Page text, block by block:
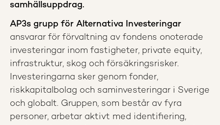
samhällsuppdrag.
AP3s grupp för Alternativa Investeringar
ansvarar för förvaltning av fondens onoterade
investeringar inom fastigheter, private equity,
infrastruktur, skog och försäkringsrisker.
Investeringarna sker genom fonder,
riskkapitalbolag och saminvesteringar i Sverige
och globalt. Gruppen, som består av fyra
personer, arbetar aktivt med identifiering,